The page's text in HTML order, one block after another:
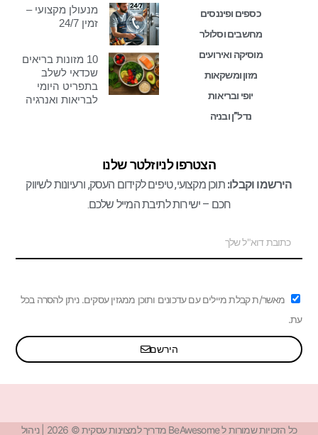
כספים ופיננסים
מחשבים וסלולר
מוסיקה ואירועים
מזון ומשקאות
יופי ובריאות
נדל”ן ובניה
מנעולן מקצועי –
זמין 24/7
10 מזונות בריאים
שכדאי לשלב
בתפריט היומי
לבריאות ואנרגיה
הצטרפו לניוזלטר שלנו
הירשמו וקבלו: תוכן מקצועי, טיפים לקידום העסק, ורעיונות לשיווק
חכם – ישירות לתיבת המייל שלכם.
מאשר/ת קבלת מיילים עם עדכונים ותוכן ממגזין עסקים. ניתן להסרה בכל
עת.
הירשם
כל הזכויות שמורות ל BeAwesome מדריך למצוינות עסקית © 2026 | ניהול